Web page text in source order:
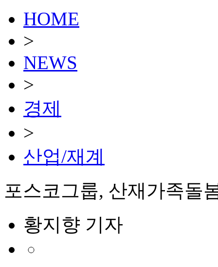
HOME
>
NEWS
>
경제
>
산업/재계
포스코그룹, 산재가족돌
황지향 기자